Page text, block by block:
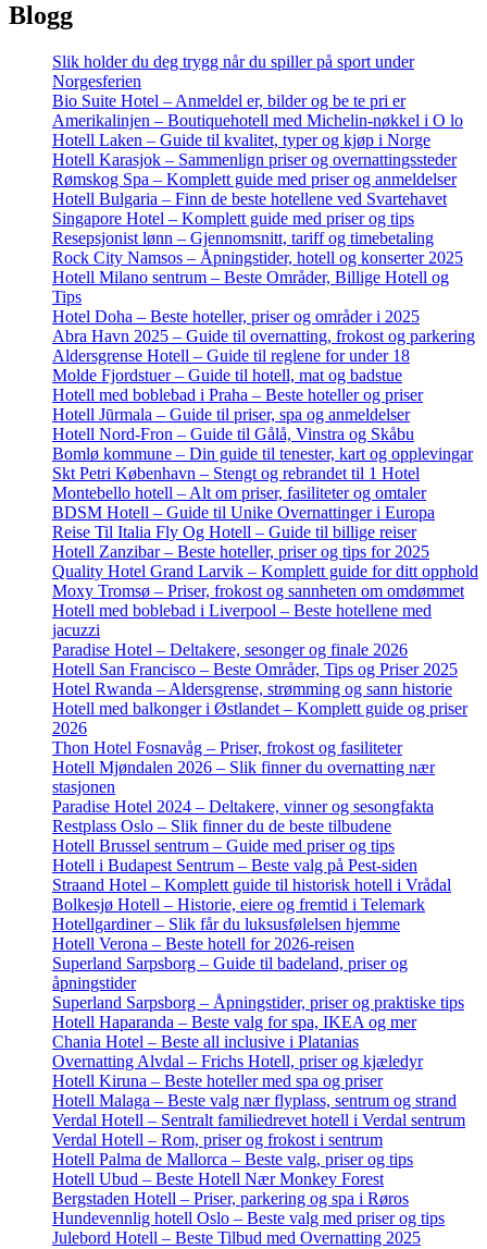
Blogg
Slik holder du deg trygg når du spiller på sport under
Norgesferien
Bio Suite Hotel – Anmeldel er, bilder og be te pri er
Amerikalinjen – Boutiquehotell med Michelin-nøkkel i O lo
Hotell Laken – Guide til kvalitet, typer og kjøp i Norge
Hotell Karasjok – Sammenlign priser og overnattingssteder
Rømskog Spa – Komplett guide med priser og anmeldelser
Hotell Bulgaria – Finn de beste hotellene ved Svartehavet
Singapore Hotel – Komplett guide med priser og tips
Resepsjonist lønn – Gjennomsnitt, tariff og timebetaling
Rock City Namsos – Åpningstider, hotell og konserter 2025
Hotell Milano sentrum – Beste Områder, Billige Hotell og
Tips
Hotel Doha – Beste hoteller, priser og områder i 2025
Abra Havn 2025 – Guide til overnatting, frokost og parkering
Aldersgrense Hotell – Guide til reglene for under 18
Molde Fjordstuer – Guide til hotell, mat og badstue
Hotell med boblebad i Praha – Beste hoteller og priser
Hotell Jūrmala – Guide til priser, spa og anmeldelser
Hotell Nord-Fron – Guide til Gålå, Vinstra og Skåbu
Bomlø kommune – Din guide til tenester, kart og opplevingar
Skt Petri København – Stengt og rebrandet til 1 Hotel
Montebello hotell – Alt om priser, fasiliteter og omtaler
BDSM Hotell – Guide til Unike Overnattinger i Europa
Reise Til Italia Fly Og Hotell – Guide til billige reiser
Hotell Zanzibar – Beste hoteller, priser og tips for 2025
Quality Hotel Grand Larvik – Komplett guide for ditt opphold
Moxy Tromsø – Priser, frokost og sannheten om omdømmet
Hotell med boblebad i Liverpool – Beste hotellene med
jacuzzi
Paradise Hotel – Deltakere, sesonger og finale 2026
Hotell San Francisco – Beste Områder, Tips og Priser 2025
Hotel Rwanda – Aldersgrense, strømming og sann historie
Hotell med balkonger i Østlandet – Komplett guide og priser
2026
Thon Hotel Fosnavåg – Priser, frokost og fasiliteter
Hotell Mjøndalen 2026 – Slik finner du overnatting nær
stasjonen
Paradise Hotel 2024 – Deltakere, vinner og sesongfakta
Restplass Oslo – Slik finner du de beste tilbudene
Hotell Brussel sentrum – Guide med priser og tips
Hotell i Budapest Sentrum – Beste valg på Pest-siden
Straand Hotel – Komplett guide til historisk hotell i Vrådal
Bolkesjø Hotell – Historie, eiere og fremtid i Telemark
Hotellgardiner – Slik får du luksusfølelsen hjemme
Hotell Verona – Beste hotell for 2026-reisen
Superland Sarpsborg – Guide til badeland, priser og
åpningstider
Superland Sarpsborg – Åpningstider, priser og praktiske tips
Hotell Haparanda – Beste valg for spa, IKEA og mer
Chania Hotel – Beste all inclusive i Platanias
Overnatting Alvdal – Frichs Hotell, priser og kjæledyr
Hotell Kiruna – Beste hoteller med spa og priser
Hotell Malaga – Beste valg nær flyplass, sentrum og strand
Verdal Hotell – Sentralt familiedrevet hotell i Verdal sentrum
Verdal Hotell – Rom, priser og frokost i sentrum
Hotell Palma de Mallorca – Beste valg, priser og tips
Hotell Ubud – Beste Hotell Nær Monkey Forest
Bergstaden Hotell – Priser, parkering og spa i Røros
Hundevennlig hotell Oslo – Beste valg med priser og tips
Julebord Hotell – Beste Tilbud med Overnatting 2025